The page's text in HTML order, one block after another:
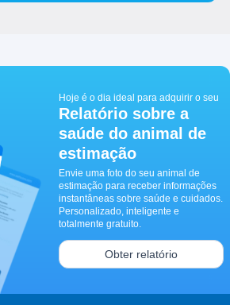
Hoje é o dia ideal para adquirir o seu
Relatório sobre a
saúde do animal de
estimação
Envie uma foto do seu animal de
estimação para receber informações
instantâneas sobre saúde e cuidados.
Personalizado, inteligente e
totalmente gratuito.
Obter relatório